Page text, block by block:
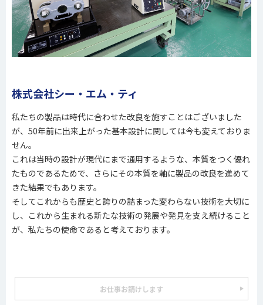
株式会社シー・エム・ティ
私たちの製品は時代に合わせた改良を施すことはございました
が、50年前に出来上がった基本設計に関しては今も変えておりま
せん。
これは当時の設計が現代にまで通用するような、本質をつく優れ
たものであるためで、さらにその本質を軸に製品の改良を進めて
きた結果でもあります。
そしてこれからも歴史と誇りの詰まった変わらない技術を大切に
し、これから生まれる新たな技術の発展や発見を支え続けること
が、私たちの使命であると考えております。
お仕事お請けします